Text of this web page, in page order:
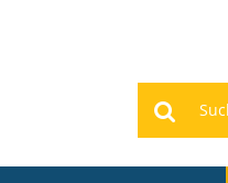
Suchen